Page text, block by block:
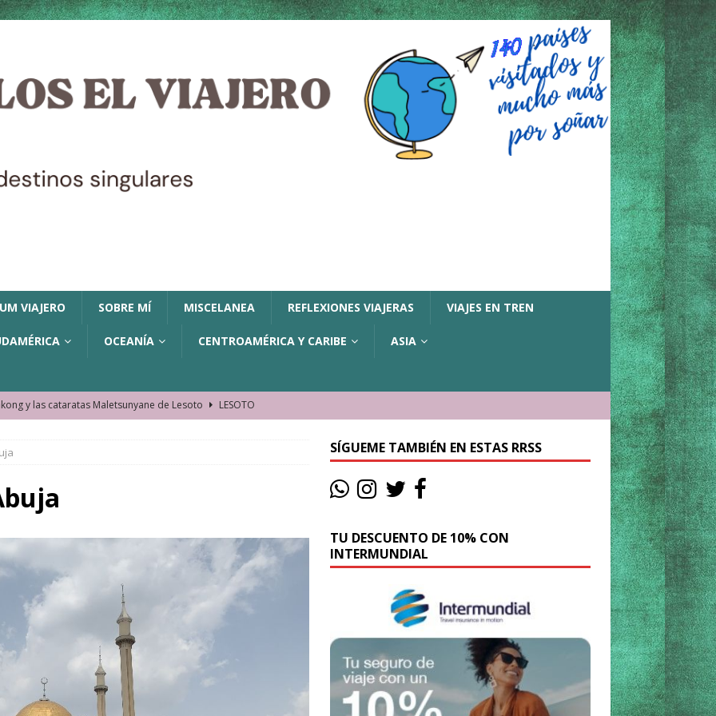
VIAJERO SOBRE MÍ MISCELANEA REFLEXIONES VIAJERAS VIAJES EN TREN
OCEANÍA CENTROAMÉRICA Y CARIBE ASIA
y las cataratas Maletsunyane de Lesoto
LESOTO
los lugares que visitamos o cambiamos nosotros?
La historia de la misteriosa avioneta de la playa
JAMAICA
moverse en Seychelles de manera sostenible
SEYCHELLES
Manama. La capital de Baréin
El barrio más castizo de Malabo
SÍGUEME TAMBIÉN EN ESTAS RRSS
TU DESCUENTO DE 10% CON
INTERMUNDIAL